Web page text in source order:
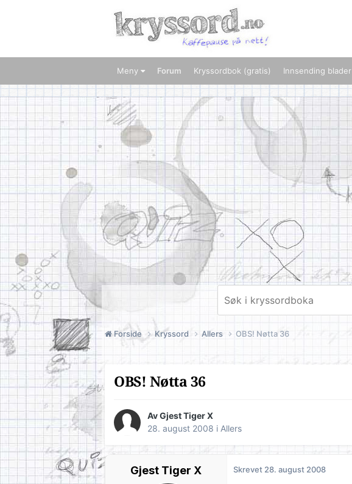
Meny Forum Kryssordbok (gratis) Innsending blader
Forside Kryssord Allers OBS! Nøtta 36
OBS! Nøtta 36
Av Gjest Tiger X
28. august 2008 i Allers
Gjest Tiger X Skrevet 28. august 2008